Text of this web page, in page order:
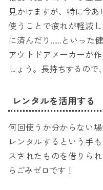
見かけますが、特に今
使うことで疲れが軽減
に済んだり……といった
アウトドアメーカーが
しょう。長持ちするので
レンタルを活用する
何回使うか分からない
レンタルするという手
スされたものを借りら
らごみゼロです！